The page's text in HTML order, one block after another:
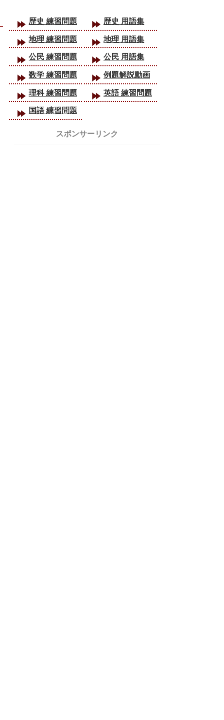
歴史 練習問題 歴史 用語集
地理 練習問題 地理 用語集
公民 練習問題 公民 用語集
数学 練習問題 例題解説動画
理科 練習問題 英語 練習問題
国語 練習問題